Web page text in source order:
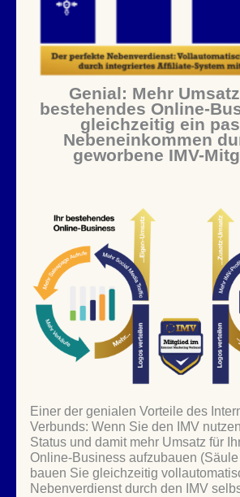
Genial: Mehr
bestehendes Online-
gleichzeitig ein
Nebeneinkommen
geworbene IMV-
Einer der genialen Vorteile des
Verbunds: Wenn Sie den IMV
Status und damit mehr Umsatz für
Online-Business aufzubauen (Säule
bauen Sie gleichzeitig
Nebenverdienst durch den IMV